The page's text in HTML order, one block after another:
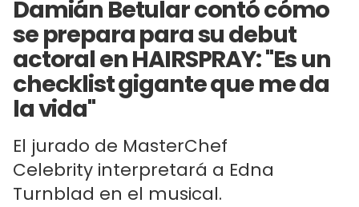
Damián Betular contó cómo
se prepara para su debut
actoral en HAIRSPRAY: "Es un
checklist gigante que me da
la vida"
El jurado de MasterChef
Celebrity interpretará a Edna
Turnblad en el musical.